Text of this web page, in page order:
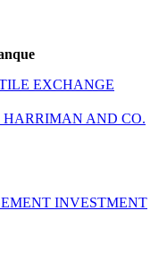
EXCHANGE
HARRIMAN AND CO.
INVESTMENT